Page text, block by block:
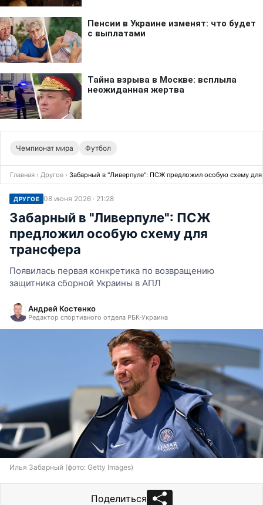
Чемпионат мира Футбол
Главная › Другое › Забарный в "Ливерпуле": ПСЖ предложил особую схему для
ДРУГОЕ 08 июня 2026 · 21:28
Забарный в "Ливерпуле": ПСЖ
предложил особую схему для
трансфера
Появилась первая конкретика по возвращению
защитника сборной Украины в АПЛ
Андрей Костенко
Редактор спортивного отдела РБК-Украина
Илья Забарный (фото: Getty Images)
Поделиться